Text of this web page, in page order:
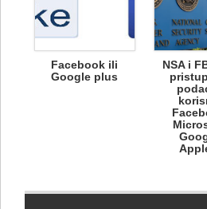
Facebook ili
Google plus
NSA i